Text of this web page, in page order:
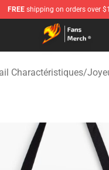
FREE shipping on orders over
Store - Official Fairy Tail
Charactéristiques/